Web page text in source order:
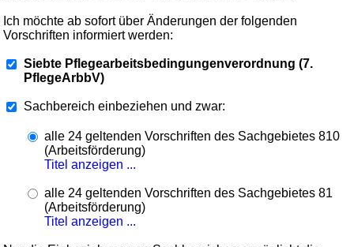
Ich möchte ab sofort über Änderungen der folgenden
Vorschriften informiert werden:
Siebte Pflegearbeitsbedingungenverordnung (7.
PflegeArbbV)
Sachbereich einbeziehen und zwar:
alle 24 geltenden Vorschriften des Sachgebietes 810
(Arbeitsförderung)
Titel anzeigen ...
alle 24 geltenden Vorschriften des Sachgebietes 81
(Arbeitsförderung)
Titel anzeigen ...